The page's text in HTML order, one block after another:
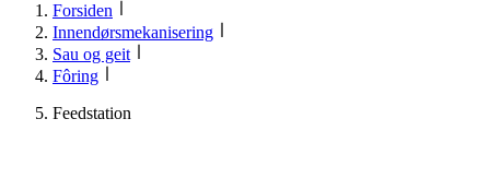
Forsiden
Innendørsmekanisering
Sau og geit
Fôring
Feedstation